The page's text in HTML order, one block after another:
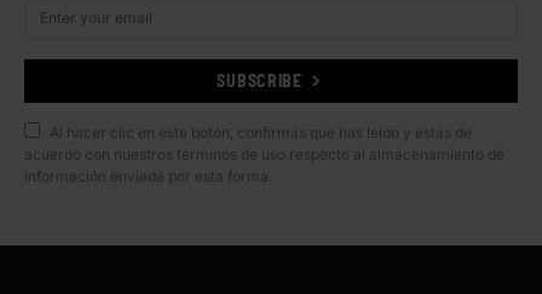
SUBSCRIBE
Al hacer clic en este botón, confirmas que has leído y estas de
acuerdo con nuestros términos de uso respecto al almacenamiento de
información enviada por esta forma.